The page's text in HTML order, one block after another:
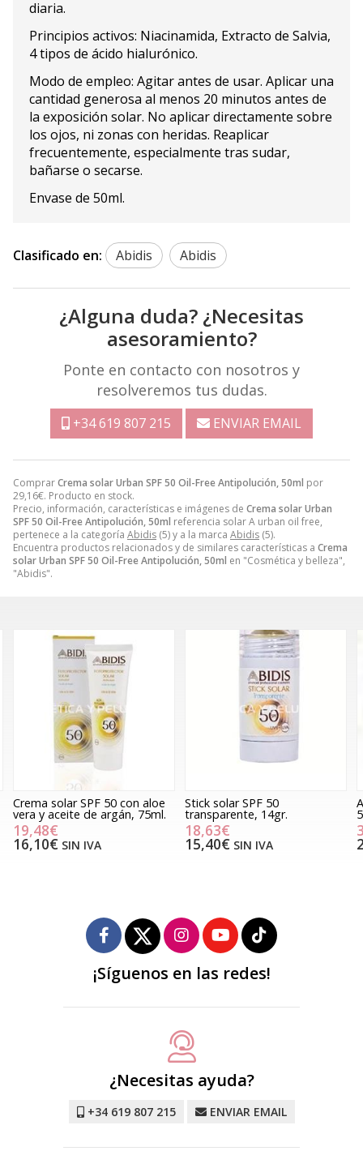
ComprarCrema solar Urban SPF 50 Oil-Free Antipolución, 50ml por
29,16€. Producto en stock.
Precio, información, características e imágenes de Crema solar Urban
SPF 50 Oil-Free Antipolución, 50ml referencia solar A urban oil free,
pertenece a la categoría Abidis (5) y a la marca Abidis (5).
Encuentra productos relacionados y de similares características a Crema
solar Urban SPF 50 Oil-Free Antipolución, 50ml en "Cosmética y belleza",
"Abidis".
diaria.
Principios activos: Niacinamida, Extracto de Salvia,
4 tipos de ácido hialurónico.
Modo de empleo: Agitar antes de usar. Aplicar una
cantidad generosa al menos 20 minutos antes de
la exposición solar. No aplicar directamente sobre
los ojos, ni zonas con heridas. Reaplicar
frecuentemente, especialmente tras sudar,
bañarse o secarse.
Envase de 50ml.
Clasificado en: Abidis Abidis
¿Alguna duda? ¿Necesitas
asesoramiento?
Ponte en contacto con nosotros y
resolveremos tus dudas.
+34 619 807 215 ENVIAR EMAIL
Crema solar SPF 50 con aloe
vera y aceite de argán, 75ml.
19,48€
16,10€ SIN IVA
Stick solar SPF 50
transparente, 14gr.
18,63€
15,40€ SIN IVA
¡Síguenos en las redes!
¿Necesitas ayuda?
+34 619 807 215 ENVIAR EMAIL